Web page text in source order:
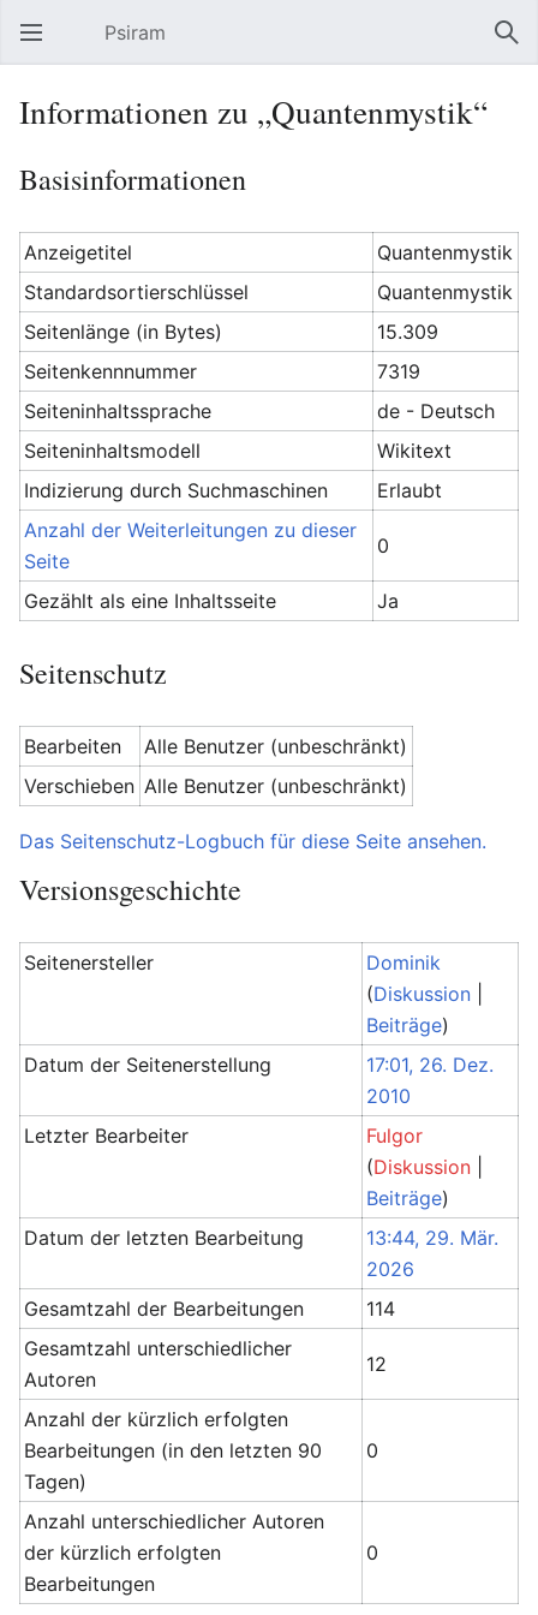
Hauptmenü öffnen Psiram
Informationen zu „Quantenmystik“
Basisinformationen
Anzeigetitel
Quantenmystik
Standardsortierschlüssel
Quantenmystik
Seitenlänge (in Bytes)
15.309
Seitenkennnummer
7319
Seiteninhaltssprache
de - Deutsch
Seiteninhaltsmodell
Wikitext
Indizierung durch Suchmaschinen
Erlaubt
Anzahl der Weiterleitungen zu dieser
Seite
0
Gezählt als eine Inhaltsseite Ja
Seitenschutz
Bearbeiten
Alle Benutzer (unbeschränkt)
Verschieben Alle Benutzer (unbeschränkt)
Das Seitenschutz-Logbuch für diese Seite ansehen.
Versionsgeschichte
Seitenersteller
Dominik
(Diskussion
Beiträge)
Datum der Seitenerstellung
17:01, 26. Dez.
2010
Letzter Bearbeiter
Fulgor
(Diskussion
Beiträge)
Datum der letzten Bearbeitung
13:44, 29. Mär.
2026
Gesamtzahl der Bearbeitungen
114
Gesamtzahl unterschiedlicher
Autoren
12
Anzahl der kürzlich erfolgten
Bearbeitungen (in den letzten 90
Tagen)
0
Anzahl unterschiedlicher Autoren
der kürzlich erfolgten
Bearbeitungen
0